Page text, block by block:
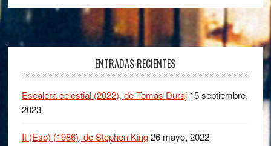
ENTRADAS RECIENTES
Escalera celestial (2022), de Tomás Duraj 15 septiembre,
2023
It (Eso) (1986), de Stephen King26 mayo, 2022